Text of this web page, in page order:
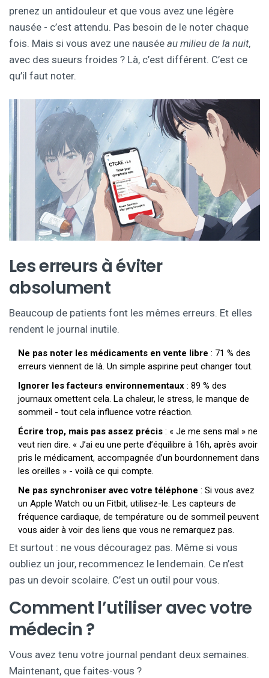
prenez un antidouleur et que vous avez une légère
nausée - c’est attendu. Pas besoin de le noter chaque
fois. Mais si vous avez une nausée au milieu de la nuit,
avec des sueurs froides ? Là, c’est différent. C’est ce
qu’il faut noter.
Les erreurs à éviter
absolument
Beaucoup de patients font les mêmes erreurs. Et elles
rendent le journal inutile.
Ne pas noter les médicaments en vente libre : 71 % des
erreurs viennent de là. Un simple aspirine peut changer tout.
Ignorer les facteurs environnementaux : 89 % des
journaux omettent cela. La chaleur, le stress, le manque de
sommeil - tout cela influence votre réaction.
Écrire trop, mais pas assez précis : « Je me sens mal » ne
veut rien dire. « J’ai eu une perte d’équilibre à 16h, après avoir
pris le médicament, accompagnée d’un bourdonnement dans
les oreilles » - voilà ce qui compte.
Ne pas synchroniser avec votre téléphone : Si vous avez
un Apple Watch ou un Fitbit, utilisez-le. Les capteurs de
fréquence cardiaque, de température ou de sommeil peuvent
vous aider à voir des liens que vous ne remarquez pas.
Et surtout : ne vous découragez pas. Même si vous
oubliez un jour, recommencez le lendemain. Ce n’est
pas un devoir scolaire. C’est un outil pour vous.
Comment l’utiliser avec votre
médecin ?
Vous avez tenu votre journal pendant deux semaines.
Maintenant, que faites-vous ?